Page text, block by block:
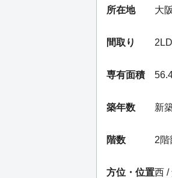
所在地 大
間取り
専有面積
築年数 新
階数 2階
方位・位置西 /